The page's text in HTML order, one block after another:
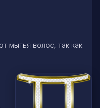
мытья волос, так как